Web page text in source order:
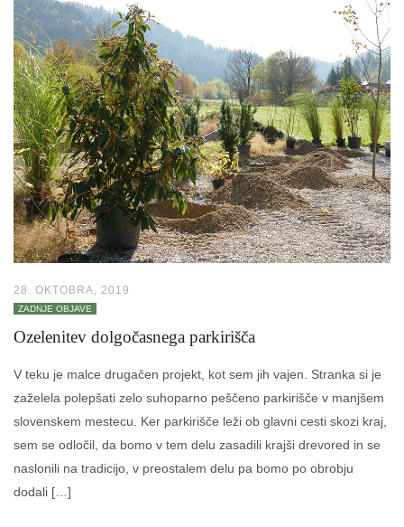
28. OKTOBRA, 2019
ZADNJE OBJAVE
Ozelenitev dolgočasnega parkirišča
V teku je malce drugačen projekt, kot sem jih vajen. Stranka si je
zaželela polepšati zelo suhoparno peščeno parkirišče v manjšem
slovenskem mestecu. Ker parkirišče leži ob glavni cesti skozi kraj,
sem se odločil, da bomo v tem delu zasadili krajši drevored in se
naslonili na tradicijo, v preostalem delu pa bomo po obrobju
dodali […]